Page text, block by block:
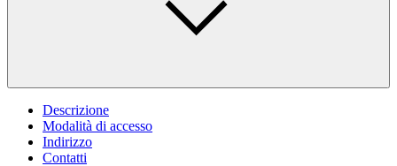
Descrizione
Modalità di accesso
Indirizzo
Contatti